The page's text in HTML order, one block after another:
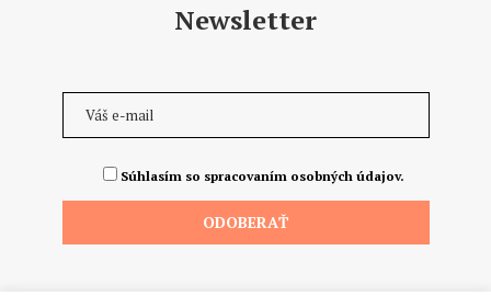
Newsletter
Súhlasím so spracovaním osobných údajov.